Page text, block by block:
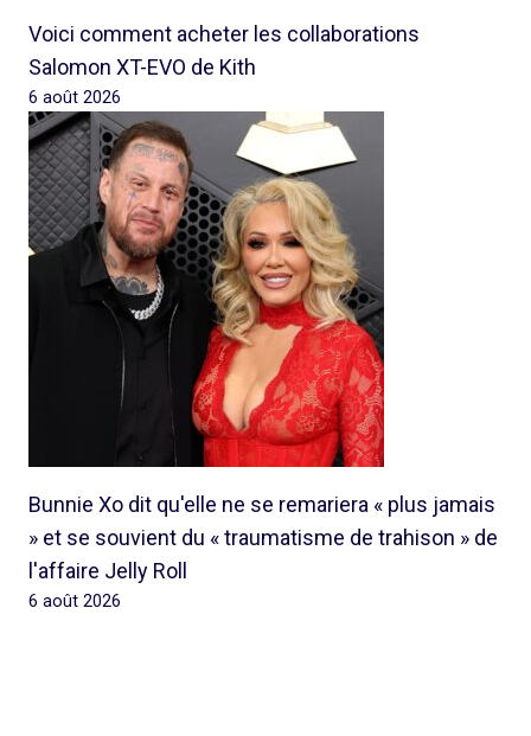
Voici comment acheter les collaborations
Salomon XT-EVO de Kith
6 août 2026
Bunnie Xo dit qu'elle ne se remariera « plus jamais
» et se souvient du « traumatisme de trahison » de
l'affaire Jelly Roll
6 août 2026